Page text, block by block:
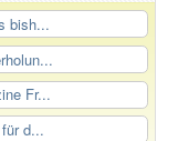
bish...
Fr...
d...